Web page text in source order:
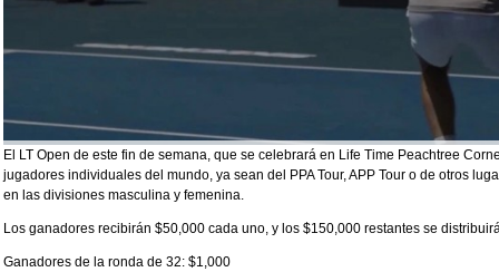
El LT Open de este fin de semana, que se celebrará en Life Time Peachtree
jugadores individuales del mundo, ya sean del PPA Tour, APP Tour o de otros
en las divisiones masculina y femenina.
Los ganadores recibirán $50,000 cada uno, y los $150,000 restantes se
Ganadores de la ronda de 32: $1,000